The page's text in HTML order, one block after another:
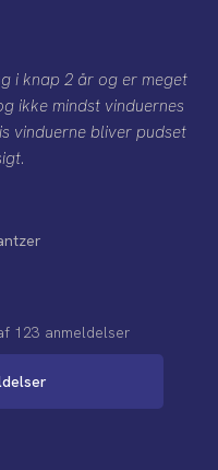
i knap 2 år og er meget
ikke mindst vinduernes
vinduerne bliver pudset
123 anmeldelser